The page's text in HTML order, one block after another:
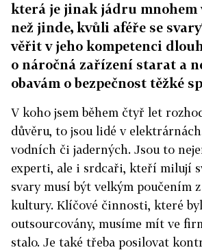
která je jinak jádru mnohem
než jinde, kvůli aféře se
věřit v jeho kompetenci
o náročná zařízení starat a
obavám o bezpečnost těžké
V koho jsem během čtyř let
důvěru, to jsou lidé v
vodních či jaderných. Jsou to
experti, ale i srdcaři, kteří milují
svary musí být velkým poučením
kultury. Klíčové činnosti, které
outsourcovány, musíme mít ve
stalo. Je také třeba posilovat